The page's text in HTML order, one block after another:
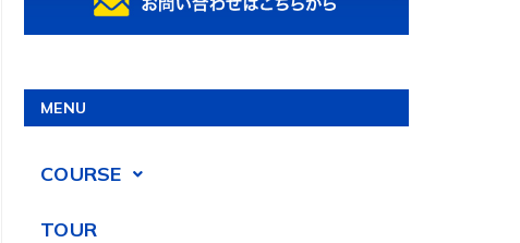
MENU
COURSE
TOUR